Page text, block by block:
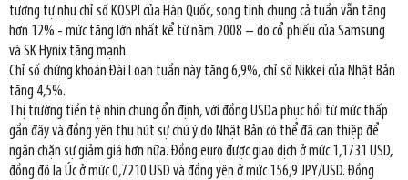
tương tự như chỉ số KOSPI của Hàn Quốc, song tính chung cả tuần vẫn tăng
hơn 12% - mức tăng lớn nhất kể từ năm 2008 – do cổ phiếu của Samsung
và SK Hynix tăng mạnh.
Chỉ số chứng khoán Đài Loan tuần này tăng 6,9%, chỉ số Nikkei của Nhật Bản
tăng 4,5%.
Thị trường tiền tệ nhìn chung ổn định, với đồng USDa phục hồi từ mức thấp
gần đây và đồng yên thu hút sự chú ý do Nhật Bản có thể đã can thiệp để
ngăn chặn sự giảm giá hơn nữa. Đồng euro được giao dịch ở mức 1,1731 USD,
đồng đô la Úc ở mức 0,7210 USD và đồng yên ở mức 156,9 JPY/USD. Đồng